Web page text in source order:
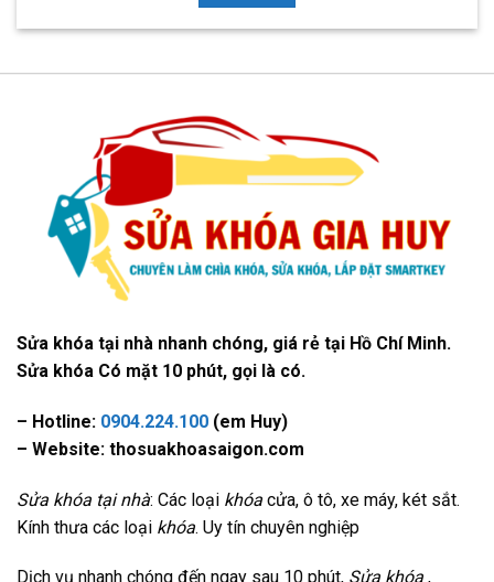
Sửa khóa tại nhà nhanh chóng, giá rẻ tại Hồ Chí Minh.
Sửa khóa Có mặt 10 phút, gọi là có.
– Hotline: 0904.224.100 (em Huy)
– Website: thosuakhoasaigon.com
Sửa khóa tại nhà: Các loại khóa cửa, ô tô, xe máy, két sắt.
Kính thưa các loại khóa. Uy tín chuyên nghiệp
Dịch vụ nhanh chóng đến ngay sau 10 phút, Sửa khóa ,